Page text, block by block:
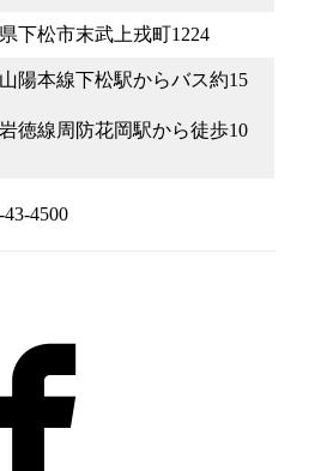
下松市末武上戎町1224
山陽本線下松駅からバス約15
岩徳線周防花岡駅から徒歩10
43-4500